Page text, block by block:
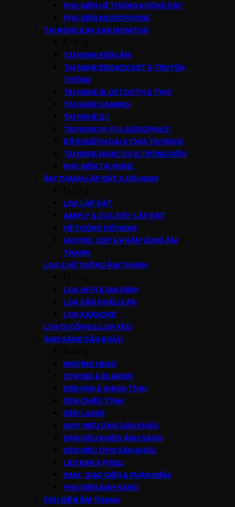
PHỤ KIỆN HỆ THỐNG KHÔNG DÂY
PHỤ KIỆN MICROPHONE
TAI NGHE & IN-EAR MONITOR
TAI NGHE KIỂM ÂM
TAI NGHE BROADCAST & TRUYỀN
THÔNG
TAI NGHE BLUETOOTH & TWS
TAI NGHE GAMING
TAI NGHE DJ
TAI NGHE HI-FI & AUDIOPHILE
BỘ KHUẾCH ĐẠI & CHIA TAI NGHE
TAI NGHE NHẠC CỤ & TRỐNG ĐIỆN
PHỤ KIỆN TAI NGHE
ÂM THANH LẮP ĐẶT & HỘI NGHỊ
LOA LẮP ĐẶT
AMPLY & CỤC ĐẨY LẮP ĐẶT
HỆ THỐNG HỘI NGHỊ
MATRIX, DSP & PHÂN VÙNG ÂM
THANH
LOA & HỆ THỐNG ÂM THANH
LOA HI-FI & GIA ĐÌNH
LOA SÂN KHẤU & PA
LOA KARAOKE
LOA DI ĐỘNG & LOA KÉO
ÁNH SÁNG SÂN KHẤU
MOVING HEAD
STROBE & BLINDER
ĐÈN PAR & WASH TĨNH
ĐÈN CHIẾU TĨNH
ĐÈN LASER
MÁY HIỆU ỨNG SÂN KHẤU
BÀN ĐIỀU KHIỂN ÁNH SÁNG
ĐÈN HIỆU ỨNG SÂN KHẤU
LED BAR & PIXEL
DMX, GIAO DIỆN & PHẦN MỀM
PHỤ KIỆN ÁNH SÁNG
PHỤ KIỆN ÂM THANH